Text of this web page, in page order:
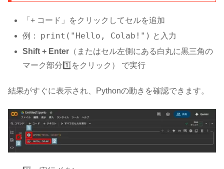
「+ コード」をクリックしてセルを追加
例： print("Hello, Colab!") と入力
Shift + Enter （またはセル左側にある白丸に黒三角の
マーク部分1️⃣をクリック） で実行
結果がすぐに表示され、Pythonの動きを確認できます。